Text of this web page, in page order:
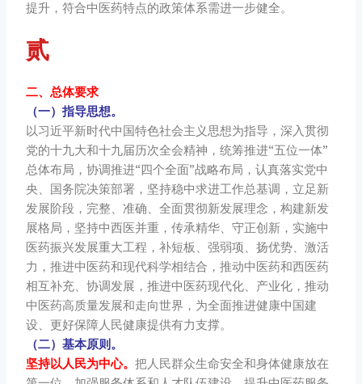
提升，符合中医药特点的政策体系需进一步健全。
贰
二、总体要求
（一）指导思想。
以习近平新时代中国特色社会主义思想为指导，深入贯彻
党的十九大和十九届历次全会精神，统筹推进“五位一体”
总体布局，协调推进“四个全面”战略布局，认真落实党中
央、国务院决策部署，坚持稳中求进工作总基调，立足新
发展阶段，完整、准确、全面贯彻新发展理念，构建新发
展格局，坚持中西医并重，传承精华、守正创新，实施中
医药振兴发展重大工程，补短板、强弱项、扬优势、激活
力，推进中医药和现代科学相结合，推动中医药和西医药
相互补充、协调发展，推进中医药现代化、产业化，推动
中医药高质量发展和走向世界，为全面推进健康中国建
设、更好保障人民健康提供有力支撑。
（二）基本原则。
坚持以人民为中心。把人民群众生命安全和身体健康放在